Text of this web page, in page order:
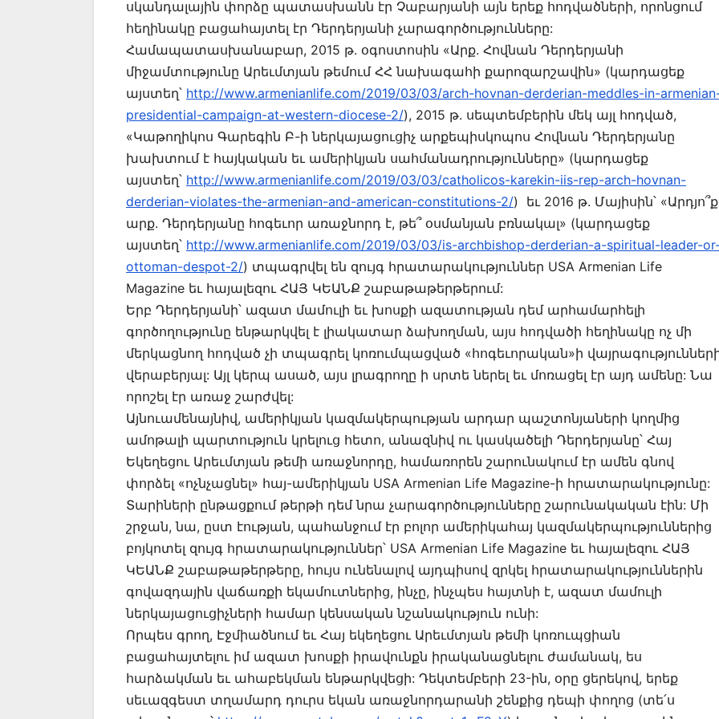
սկանդալային փորձը պատասխանն էր Չաբարյանի այն երեք հոդվածների, որոնցում
հեղինակը բացահայտել էր Դերդերյանի չարագործությունները:
Համապատասխանաբար, 2015 թ. օգոստոսին «Արք. Հովնան Դերդերյանի
միջամտությունը Արեւմտյան թեմում ՀՀ նախագահի քարոզարշավին» (կարդացեք
այստեղ՝ http://www.armenianlife.com/2019/03/03/arch-hovnan-derderian-meddles-in-
presidential-campaign-at-western-diocese-2/), 2015 թ. սեպտեմբերին մեկ այլ հոդված,
«Կաթողիկոս Գարեգին Բ-ի ներկայացուցիչ արքեպիսկոպոս Հովնան Դերդերյանը
խախտում է հայկական եւ ամերիկյան սահմանադրությունները» (կարդացեք
այստեղ՝ http://www.armenianlife.com/2019/03/03/catholicos-karekin-iis-rep-arch-hovnan-
derderian-violates-the-armenian-and-american-constitutions-2/) եւ 2016 թ. Մայիսին՝ «Արդյո՞ք
արք. Դերդերյանը հոգեւոր առաջնորդ է, թե՞ օսմանյան բռնակալ» (կարդացեք
այստեղ՝ http://www.armenianlife.com/2019/03/03/is-archbishop-derderian-a-spiritual-leader-
ottoman-despot-2/) տպագրվել են զույգ հրատարակություններ USA Armenian Life
Magazine եւ հայալեզու ՀԱՅ ԿԵԱՆՔ շաբաթաթերթերում:
Երբ Դերդերյանի՝ ազատ մամուլի եւ խոսքի ազատության դեմ արհամարհելի
գործողությունը ենթարկվել է լիակատար ձախողման, այս հոդվածի հեղինակը ոչ մի
մերկացնող հոդված չի տպագրել կոռումպացված «հոգեւորական»ի
վերաբերյալ: Այլ կերպ ասած, այս լրագրողը ի սրտե ներել եւ մոռացել էր այդ ամենը: Նա
որոշել էր առաջ շարժվել:
Այնուամենայնիվ, ամերիկյան կազմակերպության արդար պաշտոնյաների կողմից
ամոթալի պարտություն կրելուց հետո, անազնիվ ու կասկածելի Դերդերյանը՝ Հայ
Եկեղեցու Արեւմտյան թեմի առաջնորդը, համառորեն շարունակում էր ամեն գնով
փորձել «ոչնչացնել» հայ-ամերիկյան USA Armenian Life Magazine-ի հրատարակությունը:
Տարիների ընթացքում թերթի դեմ նրա չարագործությունները շարունակական էին: Մի
շրջան, նա, ըստ էության, պահանջում էր բոլոր ամերիկահայ կազմակերպություններից
բոյկոտել զույգ հրատարակություններ՝ USA Armenian Life Magazine եւ հայալեզու ՀԱՅ
ԿԵԱՆՔ շաբաթաթերթերը, հույս ունենալով այդպիսով զրկել հրատարակություններին
գովազդային վաճառքի եկամուտներից, ինչը, ինչպես հայտնի է, ազատ մամուլի
ներկայացուցիչների համար կենսական նշանակություն ունի:
Որպես գրող, Էջմիածնում եւ Հայ եկեղեցու Արեւմտյան թեմի կոռուպցիան
բացահայտելու իմ ազատ խոսքի իրավունքն իրականացնելու ժամանակ, ես
հարձակման եւ ահաբեկման ենթարկվեցի: Դեկտեմբերի 23-ին, օրը ցերեկով, երեք
սեւազգեստ տղամարդ դուրս եկան առաջնորդարանի շենքից դեպի փողոց (տե՛ս